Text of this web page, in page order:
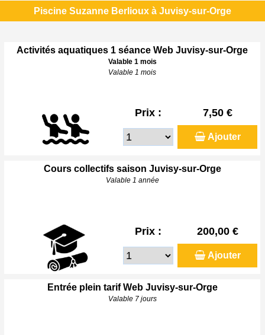
Piscine Suzanne Berlioux à Juvisy-sur-Orge
Activités aquatiques 1 séance Web Juvisy-sur-Orge
Valable 1 mois
Valable 1 mois
Prix : 7,50 €
Ajouter
Cours collectifs saison Juvisy-sur-Orge
Valable 1 année
Prix : 200,00 €
Ajouter
Entrée plein tarif Web Juvisy-sur-Orge
Valable 7 jours